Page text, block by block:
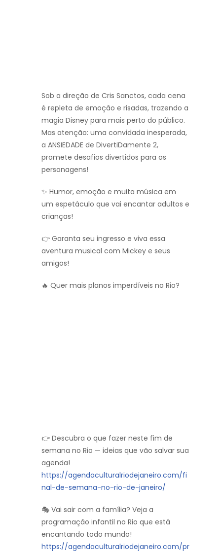
Sob a direção de Cris Sanctos, cada cena
é repleta de emoção e risadas, trazendo a
magia Disney para mais perto do público.
Mas atenção: uma convidada inesperada,
a ANSIEDADE de DivertiDamente 2,
promete desafios divertidos para os
personagens!
✨ Humor, emoção e muita música em
um espetáculo que vai encantar adultos e
crianças!
👉 Garanta seu ingresso e viva essa
aventura musical com Mickey e seus
amigos!
🔥 Quer mais planos imperdíveis no Rio?
👉 Descubra o que fazer neste fim de
semana no Rio — ideias que vão salvar sua
agenda!
https://agendaculturalriodejaneiro.com/fi
nal-de-semana-no-rio-de-janeiro/
🎭 Vai sair com a família? Veja a
programação infantil no Rio que está
encantando todo mundo!
https://agendaculturalriodejaneiro.com/pr